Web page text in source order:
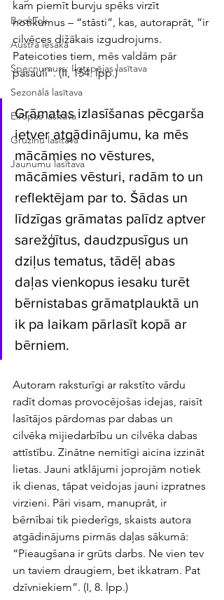
BookTok
Austra iesaka
Specnumurs: Ilgtspējas lasītava
Sezonālā lasītava
Eiropas lasītava
Gruzīnu lasītava
Jaunumu lasītava
kam piemīt burvju spēks virzīt
notikumus – “stāsti”, kas, autoraprāt, “ir
cilvēces dižākais izgudrojums.
Pateicoties tiem, mēs valdām pār
pasauli”. (II, 154. lpp.)
Grāmatas izlasīšanas pēcgarša
ietver atgādinājumu, ka mēs
mācāmies no vēstures,
mācāmies vēsturi, radām to un
reflektējam par to. Šādas un
līdzīgas grāmatas palīdz aptver
sarežģītus, daudzpusīgus un
dziļus tematus, tādēļ abas
daļas vienkopus iesaku turēt
bērnistabas grāmatplauktā un
ik pa laikam pārlasīt kopā ar
bērniem.
Autoram raksturīgi ar rakstīto vārdu
radīt domas provocējošas idejas, raisīt
lasītājos pārdomas par dabas un
cilvēka mijiedarbību un cilvēka dabas
attīstību. Zinātne nemitīgi aicina izzināt
lietas. Jauni atklājumi joprojām notiek
ik dienas, tāpat veidojas jauni izpratnes
virzieni. Pāri visam, manuprāt, ir
bērnībai tik piederīgs, skaists autora
atgādinājums pirmās daļas sākumā:
“Pieaugšana ir grūts darbs. Ne vien tev
un taviem draugiem, bet ikkatram. Pat
dzīvniekiem”. (I, 8. lpp.)